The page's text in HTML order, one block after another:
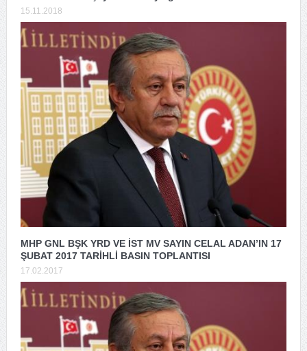
15.11.2018
MHP GNL BŞK YRD VE İST MV SAYIN CELAL ADAN’IN 17
ŞUBAT 2017 TARİHLİ BASIN TOPLANTISI
17.02.2017